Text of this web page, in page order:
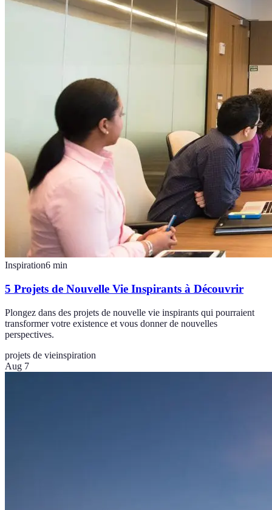
Inspiration6 min
5 Projets de Nouvelle Vie Inspirants à Découvrir
Plongez dans des projets de nouvelle vie inspirants qui pourraient
transformer votre existence et vous donner de nouvelles
perspectives.
projets de vieinspiration
Aug 7